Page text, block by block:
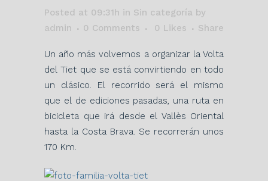
Posted at 09:31h in Sin categoría by
admin
0 Comments 0 Likes Share
Un año más volvemos a organizar la Volta
del Tiet que se está convirtiendo en todo
un clásico. El recorrido será el mismo
que el de ediciones pasadas, una ruta en
bicicleta que irá desde el Vallès Oriental
hasta la Costa Brava. Se recorrerán unos
170 Km.